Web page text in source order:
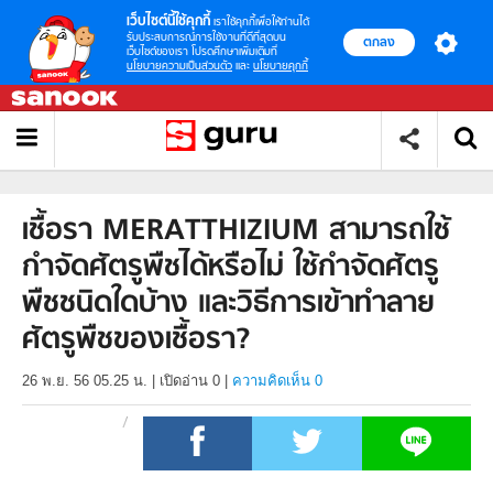
เว็บไซต์นี้ใช้คุกกี้ เราใช้คุกกี้เพื่อให้ท่านได้
รับประสบการณ์การใช้งานที่ดีที่สุดบน
เว็บไซต์ของเรา โปรดศึกษาเพิ่มเติมที่
นโยบายความเป็นส่วนตัว และ นโยบายคุกกี้
ตกลง
เชื้อรา MERATTHIZIUM สามารถใช้
กำจัดศัตรูพืชได้หรือไม่ ใช้กำจัดศัตรู
พืชชนิดใดบ้าง และวิธีการเข้าทำลาย
ศัตรูพืชของเชื้อรา?
26 พ.ย. 56 05.25 น. เปิดอ่าน 0 ความคิดเห็น 0